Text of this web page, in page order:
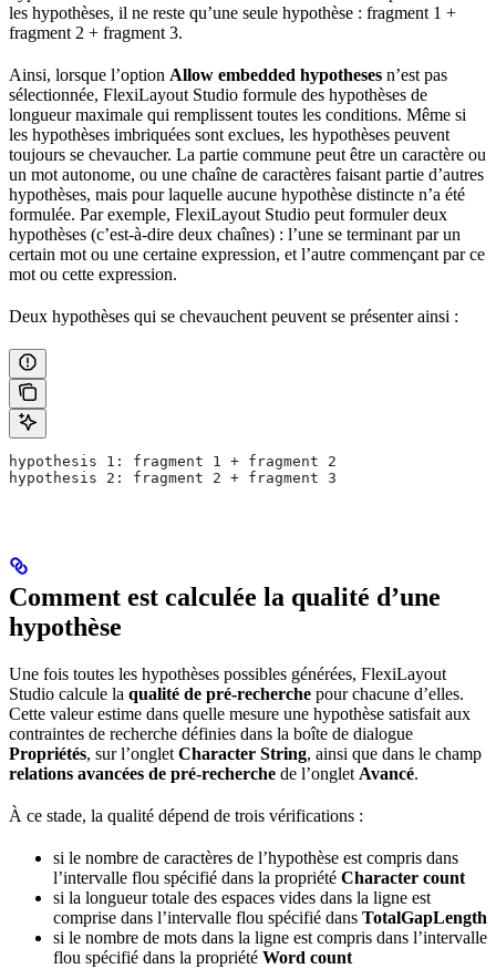
les hypothèses, il ne reste qu’une seule hypothèse : fragment 1 +
fragment 2 + fragment 3.
Ainsi, lorsque l’option Allow embedded hypotheses n’est pas
sélectionnée, FlexiLayout Studio formule des hypothèses de
longueur maximale qui remplissent toutes les conditions. Même si
les hypothèses imbriquées sont exclues, les hypothèses peuvent
toujours se chevaucher. La partie commune peut être un caractère ou
un mot autonome, ou une chaîne de caractères faisant partie d’autres
hypothèses, mais pour laquelle aucune hypothèse distincte n’a été
formulée. Par exemple, FlexiLayout Studio peut formuler deux
hypothèses (c’est-à-dire deux chaînes) : l’une se terminant par un
certain mot ou une certaine expression, et l’autre commençant par ce
mot ou cette expression.
Deux hypothèses qui se chevauchent peuvent se présenter ainsi :
hypothesis 1: fragment 1 + fragment 2
hypothesis 2: fragment 2 + fragment 3
Comment est calculée la qualité d’une
hypothèse
Une fois toutes les hypothèses possibles générées, FlexiLayout
Studio calcule la qualité de pré-recherche pour chacune d’elles.
Cette valeur estime dans quelle mesure une hypothèse satisfait aux
contraintes de recherche définies dans la boîte de dialogue
Propriétés, sur l’onglet Character String, ainsi que dans le champ
relations avancées de pré-recherche de l’onglet Avancé.
À ce stade, la qualité dépend de trois vérifications :
si le nombre de caractères de l’hypothèse est compris dans
l’intervalle flou spécifié dans la propriété Character count
si la longueur totale des espaces vides dans la ligne est
comprise dans l’intervalle flou spécifié dans TotalGapLength
si le nombre de mots dans la ligne est compris dans l’intervalle
flou spécifié dans la propriété Word count